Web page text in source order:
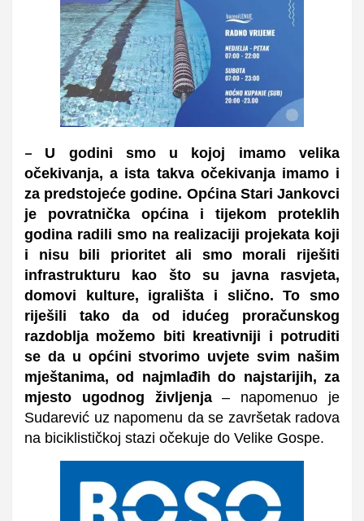
– U godini smo u kojoj imamo velika
očekivanja, a ista takva očekivanja imamo i
za predstojeće godine. Općina Stari Jankovci
je povratnička općina i tijekom proteklih
godina radili smo na realizaciji projekata koji
i nisu bili prioritet ali smo morali riješiti
infrastrukturu kao što su javna rasvjeta,
domovi kulture, igrališta i slično. To smo
riješili tako da od idućeg proračunskog
razdoblja možemo biti kreativniji i potruditi
se da u općini stvorimo uvjete svim našim
mještanima, od najmlađih do najstarijih, za
mjesto ugodnog življenja– napomenuo je
Sudarević uz napomenu da se završetak radova
na biciklističkoj stazi očekuje do Velike Gospe.